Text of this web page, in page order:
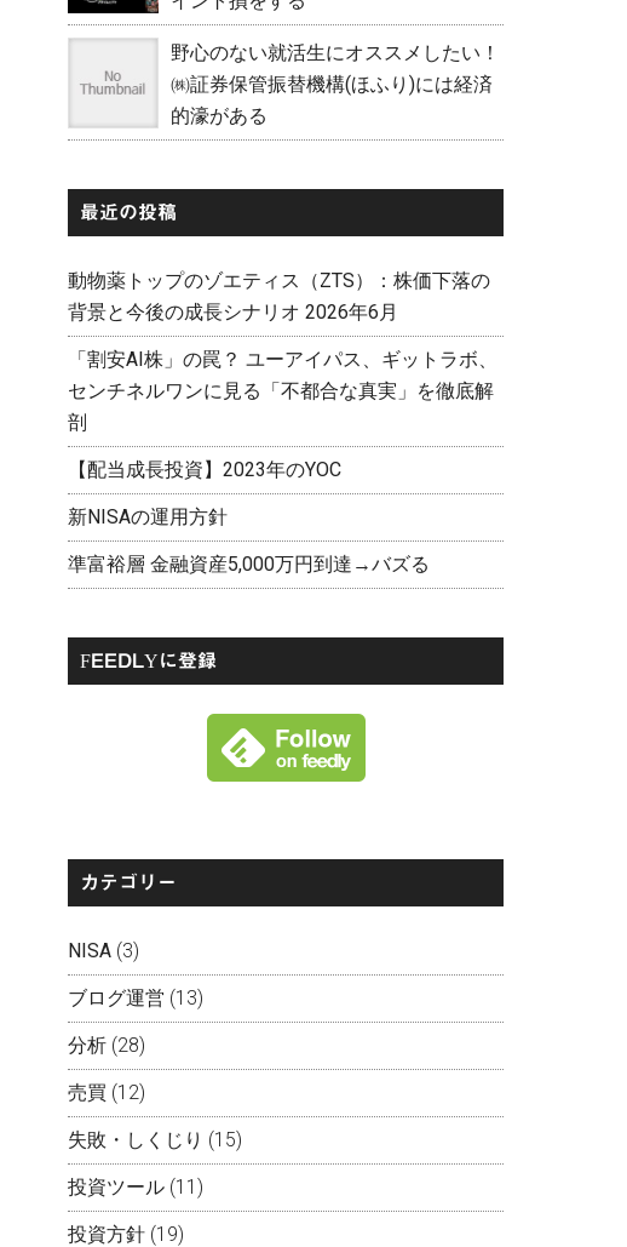
野心のない就活生にオススメしたい！
㈱証券保管振替機構(ほふり)には経済
的濠がある
最近の投稿
動物薬トップのゾエティス（ZTS）：株価下落の
背景と今後の成長シナリオ 2026年6月
「割安AI株」の罠？ ユーアイパス、ギットラボ、
センチネルワンに見る「不都合な真実」を徹底解
剖
【配当成長投資】2023年のYOC
新NISAの運用方針
準富裕層 金融資産5,000万円到達→バズる
FEEDLYに登録
カテゴリー
NISA (3)
ブログ運営 (13)
分析 (28)
売買 (12)
失敗・しくじり (15)
投資ツール (11)
投資方針 (19)